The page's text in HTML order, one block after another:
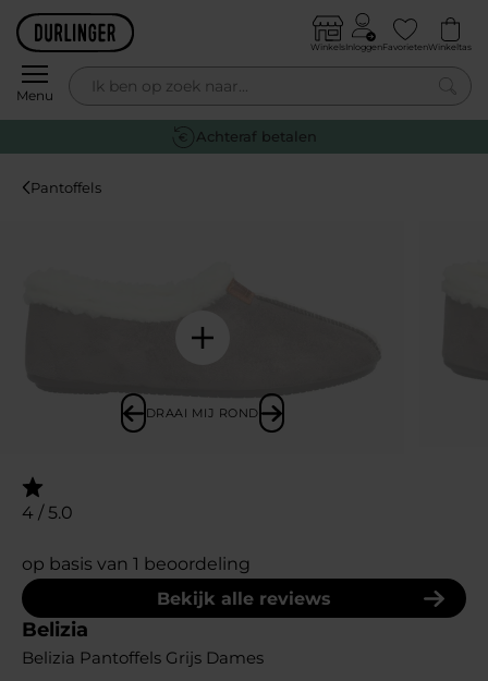
Skip to content
Menu
WinkelsInloggenFavorietenWinkeltas
0
Achteraf betalen
Pantoffels
DRAAI MIJ ROND
4 / 5.0
op basis van 1 beoordeling
Bekijk alle reviews
Belizia
Belizia Pantoffels Grijs Dames